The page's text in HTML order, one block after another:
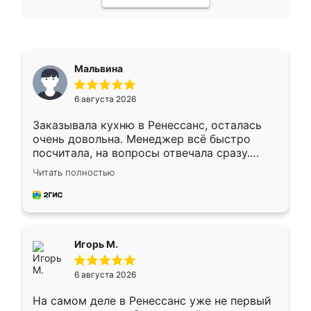
Мальвина
6 августа 2026
Заказывала кухню в Ренессанс, осталась
очень довольна. Менеджер всё быстро
посчитала, на вопросы отвечала сразу.
Замерщик приехал в субботу, подошёл к
делу со всей ответственностью. Собрали
за день, ребята работали аккуратно, даже
Читать полностью
Игорь М.
6 августа 2026
На самом деле в Ренессанс уже не первый